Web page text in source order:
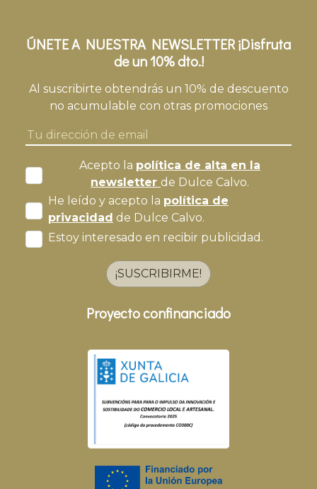
ÚNETE A NUESTRA NEWSLETTER ¡Disfruta
de un 10% dto.!
Al suscribirte obtendrás un 10% de descuento
no acumulable con otras promociones
Acepto la política de alta en la
newsletter de Dulce Calvo.
He leído y acepto la política de
privacidad de Dulce Calvo.
Estoy interesado en recibir publicidad.
¡SUSCRIBIRME!
Proyecto confinanciado